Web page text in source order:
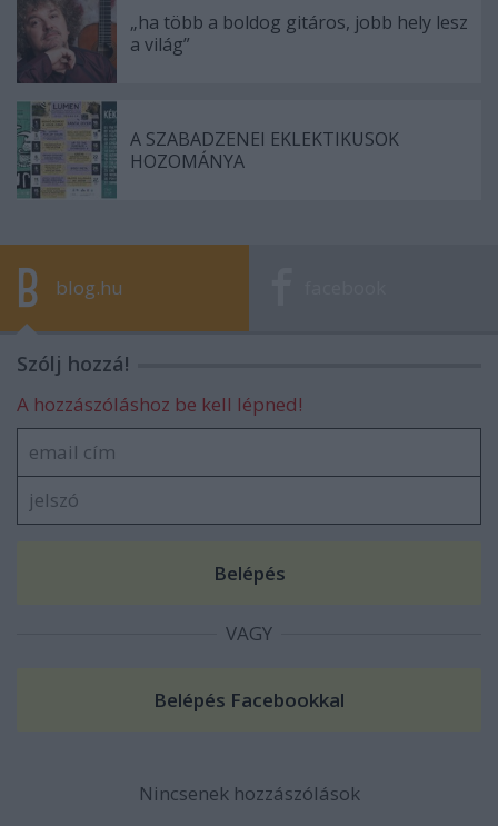
„ha több a boldog gitáros, jobb hely lesz
a világ”
A SZABADZENEI EKLEKTIKUSOK
HOZOMÁNYA
blog.hu
Szólj hozzá!
A hozzászóláshoz be kell lépned!
VAGY
Nincsenek hozzászólások